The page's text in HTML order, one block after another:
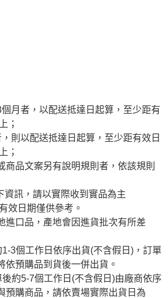
月者，以配送抵達日起算，至少距有
；
則以配送抵達日起算，至少距有效日
；
商品文案另有說明規則者，依該規則
資訊，請以實際收到實品為主
效日期僅供參考。
進口品，產地會因進貨批次有所差
3個工作日依序出貨(不含假日)，訂單
依預購品到貨後一併出貨。
約5-7個工作日(不含假日)由廠商依序
預購商品，請依賣場實際出貨日為